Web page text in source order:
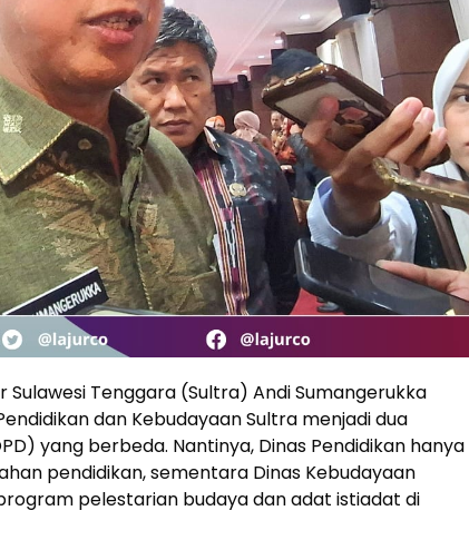
Sulawesi Tenggara (Sultra) Andi Sumangerukka
dan Kebudayaan Sultra menjadi dua
yang berbeda. Nantinya, Dinas Pendidikan hanya
pendidikan, sementara Dinas Kebudayaan
pelestarian budaya dan adat istiadat di